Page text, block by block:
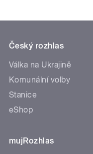
Český rozhlas
Válka na Ukrajině
Komunální volby
Stanice
eShop
mujRozhlas